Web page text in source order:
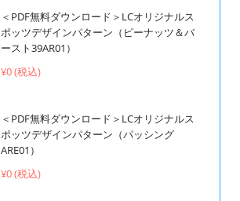
＜PDF無料ダウンロード＞LCオリジナルス
ポッツデザインパターン（ピーナッツ＆バ
ースト39AR01）
¥0 (税込)
＜PDF無料ダウンロード＞LCオリジナルス
ポッツデザインパターン（パッシング
ARE01）
¥0 (税込)